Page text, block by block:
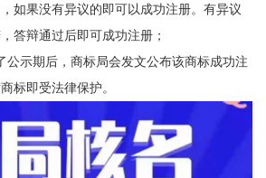
如果没有异议的即可以成功注册。有异议
答辩通过后即可成功注册；
公示期后，商标局会发文公布该商标成功注
标即受法律保护。